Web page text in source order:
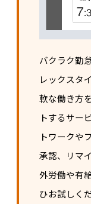
バクラク勤
レックスタ
軟な働き方
トするサー
トワークや
承認、リマ
外労働や有
ひお試しく